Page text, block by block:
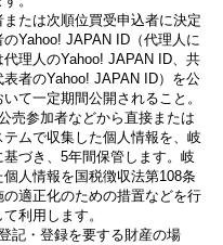
たは次順位買受申込者に決定
Yahoo! JAPAN ID（代理人に
理人のYahoo! JAPAN ID、共
表者のYahoo! JAPAN ID）を公
て一定期間公開されること。
売参加者などから直接または
ムで収集した個人情報を、岐
づき、5年間保管します。岐
人情報を国税徴収法第108条
の適正化のための措置などを行
利用します。
記・登録を要する財産の場